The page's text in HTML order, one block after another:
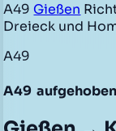
A49 Gießen
Dreieck und
A49
A49 aufgehoben